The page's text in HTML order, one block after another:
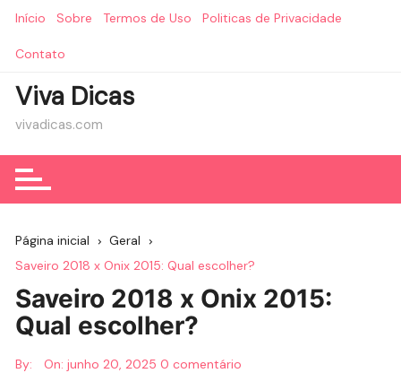
Início Sobre Termos de Uso Politicas de Privacidade
Contato
Viva Dicas
vivadicas.com
Página inicial
Geral
Saveiro 2018 x Onix 2015: Qual escolher?
Saveiro 2018 x Onix 2015:
Qual escolher?
By: On:junho 20, 2025 0 comentário